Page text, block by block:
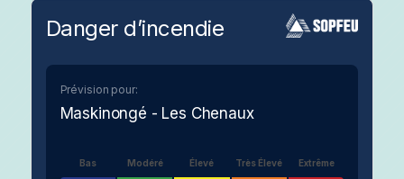
Danger d’incendie
Prévision pour:
Maskinongé - Les Chenaux
Bas Modéré Élevé Très Élevé Extrême